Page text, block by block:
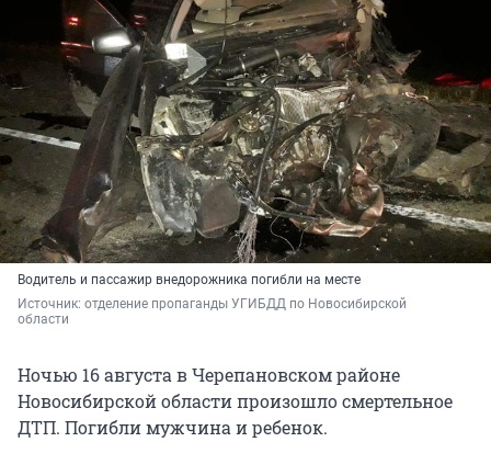
Водитель и пассажир внедорожника погибли на месте
Источник: отделение пропаганды УГИБДД по Новосибирской
области
Ночью 16 августа в Черепановском районе
Новосибирской области произошло смертельное
ДТП. Погибли мужчина и ребенок.